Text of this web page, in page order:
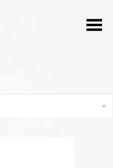
Menü umschalten